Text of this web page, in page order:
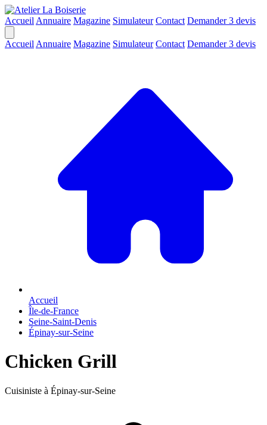
Accueil Annuaire Magazine Simulateur Contact Demander 3 devis
Accueil Annuaire Magazine Simulateur Contact Demander 3 devis
Accueil
Île-de-France
Seine-Saint-Denis
Épinay-sur-Seine
Chicken Grill
Cuisiniste à Épinay-sur-Seine